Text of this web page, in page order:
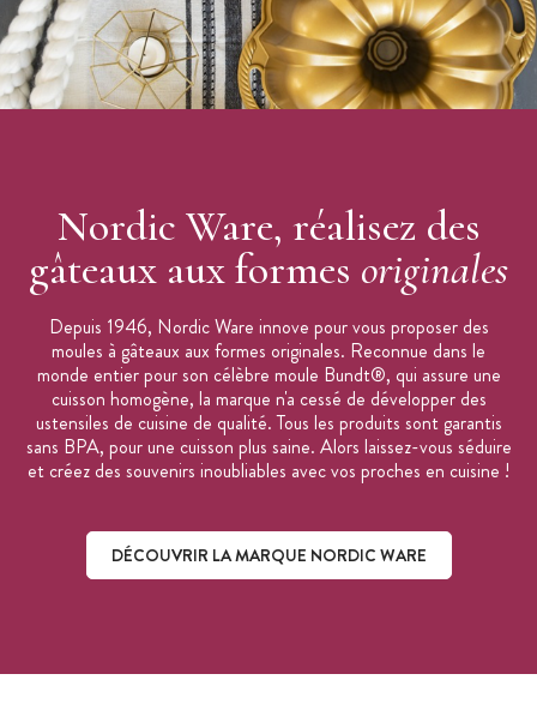
Nordic Ware, réalisez des
gâteaux aux formes originales
Depuis 1946, Nordic Ware innove pour vous proposer des
moules à gâteaux aux formes originales. Reconnue dans le
monde entier pour son célèbre moule Bundt®, qui assure une
cuisson homogène, la marque n'a cessé de développer des
ustensiles de cuisine de qualité. Tous les produits sont garantis
sans BPA, pour une cuisson plus saine. Alors laissez-vous séduire
et créez des souvenirs inoubliables avec vos proches en cuisine !
DÉCOUVRIR LA MARQUE NORDIC WARE